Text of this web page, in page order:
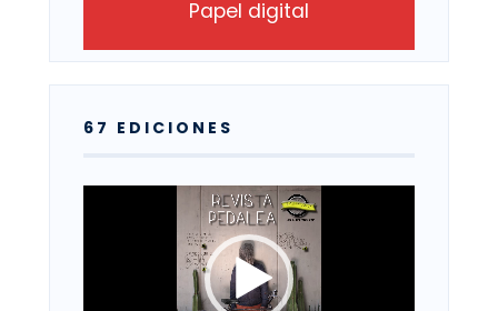
Papel digital
67 EDICIONES